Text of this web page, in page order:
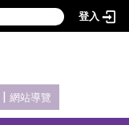
登入
| 網站導覽